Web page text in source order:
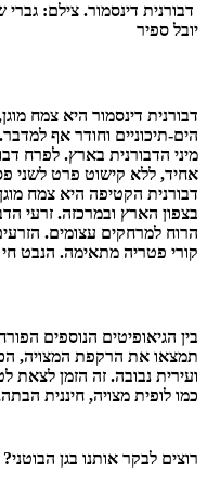
דבורנית דינסמור. צילם:
יובל ספיר
דבורנית דינסמור היא צמח
הים-תיכוניים וחודר אף
מיני הדבורנית בארץ. לפרח
אחיד, ללא קישוט פרט לשני
דבורנית הקטיפה היא צמח
בצפון הארץ ובמרכזה. זרעי
הרוח למרחקים עצומים.
קורי פטריה מתאימה. הנבט
בין הגיאופיטים הנוספים
תמצאו את הרקפת המצויה,
ועירית נבובה. זה הזמן לצאת
כמו לופית מצויה, חיננית
רוצים לבקר אותנו בגן הבוטני?